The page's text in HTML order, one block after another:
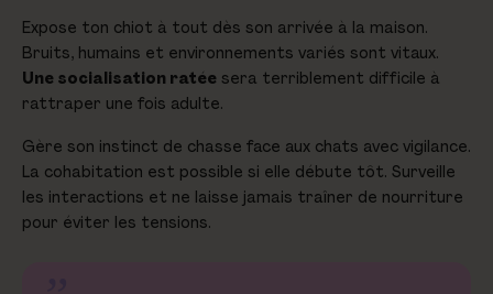
Expose ton chiot à tout dès son arrivée à la maison.
Bruits, humains et environnements variés sont vitaux.
Une socialisation ratée sera terriblement difficile à
rattraper une fois adulte.
Gère son instinct de chasse face aux chats avec vigilance.
La cohabitation est possible si elle débute tôt. Surveille
les interactions et ne laisse jamais traîner de nourriture
pour éviter les tensions.